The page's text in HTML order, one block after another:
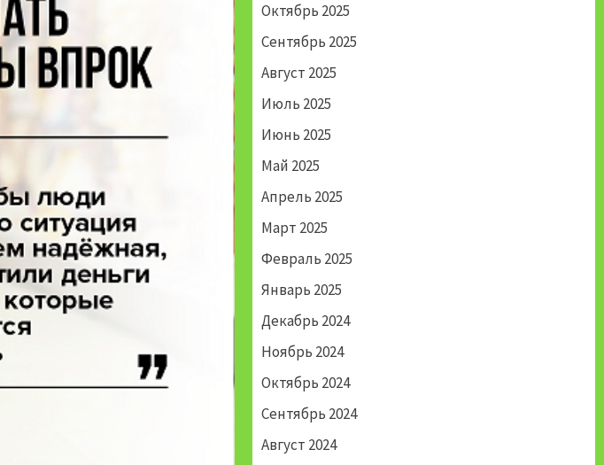
Октябрь 2025
Сентябрь 2025
Август 2025
Июль 2025
Июнь 2025
Май 2025
Апрель 2025
Март 2025
Февраль 2025
Январь 2025
Декабрь 2024
Ноябрь 2024
Октябрь 2024
Сентябрь 2024
Август 2024